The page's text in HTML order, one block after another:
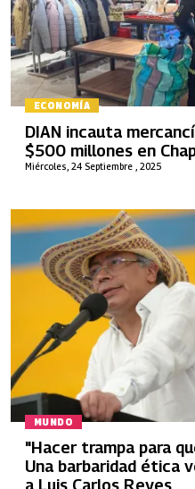
ECONOMÍA
Miércoles, 24 Septiembre , 2025
DIAN incauta
$500 millones en
MUNDO
"Hacer trampa para
Una barbaridad ética
a Luis Carlos Reyes